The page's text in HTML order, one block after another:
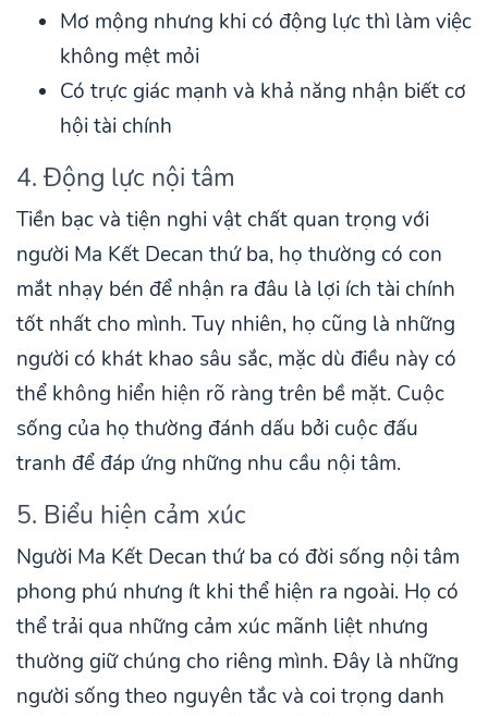
Mơ mộng nhưng khi có động lực thì làm việc
không mệt mỏi
Có trực giác mạnh và khả năng nhận biết cơ
hội tài chính
4. Động lực nội tâm
Tiền bạc và tiện nghi vật chất quan trọng với
người Ma Kết Decan thứ ba, họ thường có con
mắt nhạy bén để nhận ra đâu là lợi ích tài chính
tốt nhất cho mình. Tuy nhiên, họ cũng là những
người có khát khao sâu sắc, mặc dù điều này có
thể không hiển hiện rõ ràng trên bề mặt. Cuộc
sống của họ thường đánh dấu bởi cuộc đấu
tranh để đáp ứng những nhu cầu nội tâm.
5. Biểu hiện cảm xúc
Người Ma Kết Decan thứ ba có đời sống nội tâm
phong phú nhưng ít khi thể hiện ra ngoài. Họ có
thể trải qua những cảm xúc mãnh liệt nhưng
thường giữ chúng cho riêng mình. Đây là những
người sống theo nguyên tắc và coi trọng danh